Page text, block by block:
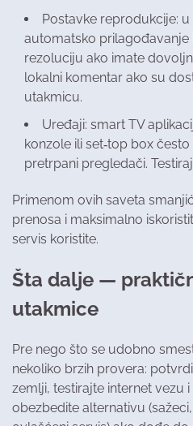
Postavke reprodukcije:
automatsko prilagođavanje
rezoluciju ako imate
lokalni komentar ako su
utakmicu.
Uređaji: smart TV
konzole ili set‑top box
pretrpani pregledači.
Primenom ovih saveta
prenosa i maksimalno
servis koristite.
Šta dalje —
utakmice
Pre nego što se udobno
nekoliko brzih provera:
zemlji, testirajte internet vezu
obezbedite alternativu